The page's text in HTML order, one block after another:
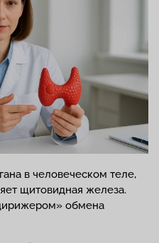
в человеческом теле,
щитовидная железа.
обмена